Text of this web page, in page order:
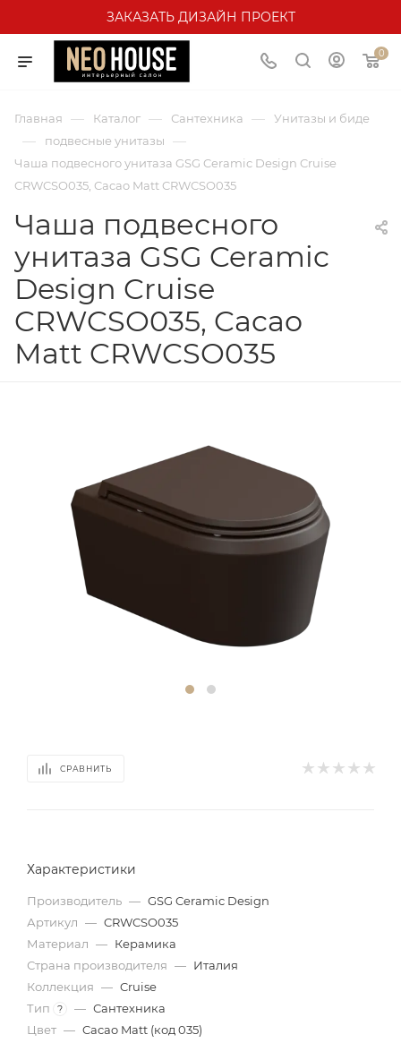
ЗАКАЗАТЬ ДИЗАЙН ПРОЕКТ
0
Главная — Каталог — Сантехника — Унитазы и биде
— подвесные унитазы —
Чаша подвесного унитаза GSG Ceramic Design Cruise
CRWCSO035, Cacao Matt CRWCSO035
Чаша подвесного
унитаза GSG Ceramic
Design Cruise
CRWCSO035, Cacao
Matt CRWCSO035
СРАВНИТЬ
Характеристики
Производитель — GSG Ceramic Design
Артикул — CRWCSO035
Материал — Керамика
Страна производителя — Италия
Коллекция — Cruise
Тип
? — Сантехника
Цвет — Cacao Matt (код 035)